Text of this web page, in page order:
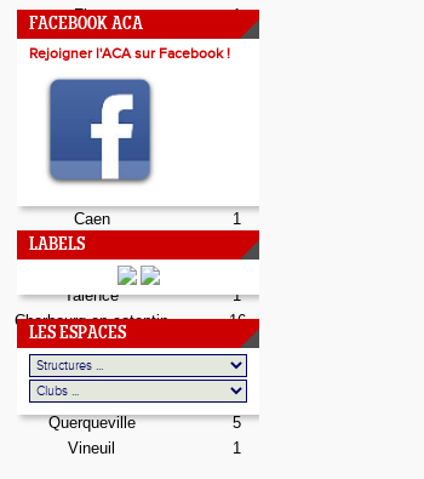
Flers
1
Saint-lo
1
Saint-lo
Pessac
Niort
Caen
1
Langueux
Avranches
Talence
1
Cherbourg en cotentin
16
Talence
1
Jullouville
8
Caen
1
Querqueville
5
Vineuil 1
FACEBOOK ACA
Rejoigner l'ACA sur Facebook !
LABELS
LES ESPACES